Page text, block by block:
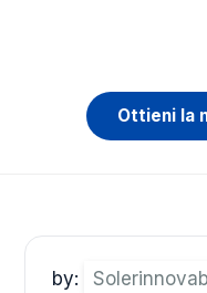
Ottieni la
by: